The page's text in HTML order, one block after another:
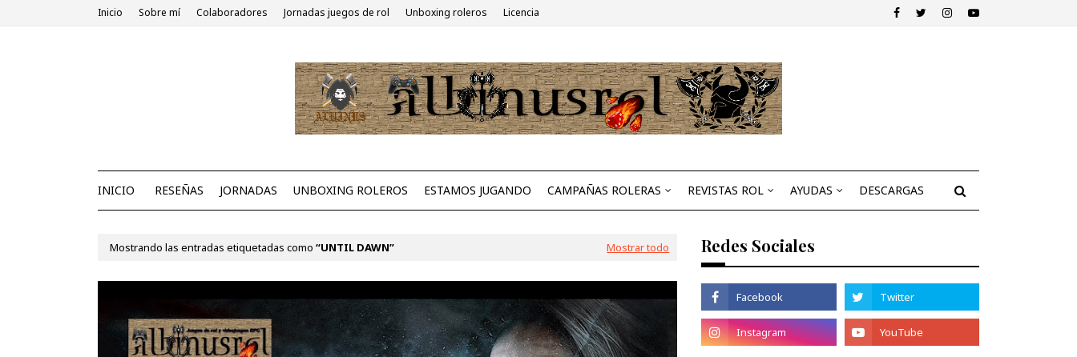
Inicio Sobre mí Colaboradores Jornadas juegos de rol Unboxing roleros Licencia
INICIO RESEÑAS JORNADAS UNBOXING ROLEROS ESTAMOS JUGANDO CAMPAÑAS ROLERAS REVISTAS ROL AYUDAS DESCARGAS
Mostrando las entradas etiquetadas como UNTIL DAWN Mostrar todo Redes Sociales